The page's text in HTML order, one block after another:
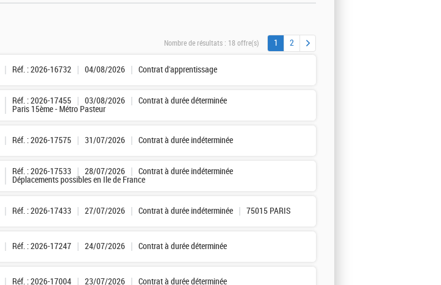
Nombre de résultats : 18 offre(s) 1 2
Réf. : 2026-16732 04/08/2026 Contrat d'apprentissage
Réf. : 2026-17455 03/08/2026
Contrat à durée déterminée
Paris 15ème - Métro Pasteur
Réf. : 2026-17575 31/07/2026 Contrat à durée indéterminée
Réf. : 2026-17533 28/07/2026
Contrat à durée indéterminée
Déplacements possibles en Ile de France
Réf. : 2026-17433 27/07/2026 Contrat à durée indéterminée 75015 PARIS
Réf. : 2026-17247 24/07/2026 Contrat à durée déterminée
Réf. : 2026-17004 23/07/2026 Contrat à durée déterminée